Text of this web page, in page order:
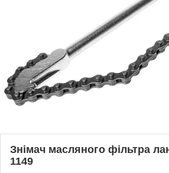
Знімач масляного фільтра
1149